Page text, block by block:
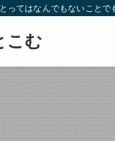
ってはなんでもないことで
こむ